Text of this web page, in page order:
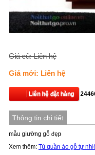
Giá cũ: Liên hệ
Giá mới: Liên hệ
Liên hệ đặt hàng
Thông tin chi tiết
mẫu giường gỗ đẹp
Xem thêm: Tủ quần áo gỗ tự